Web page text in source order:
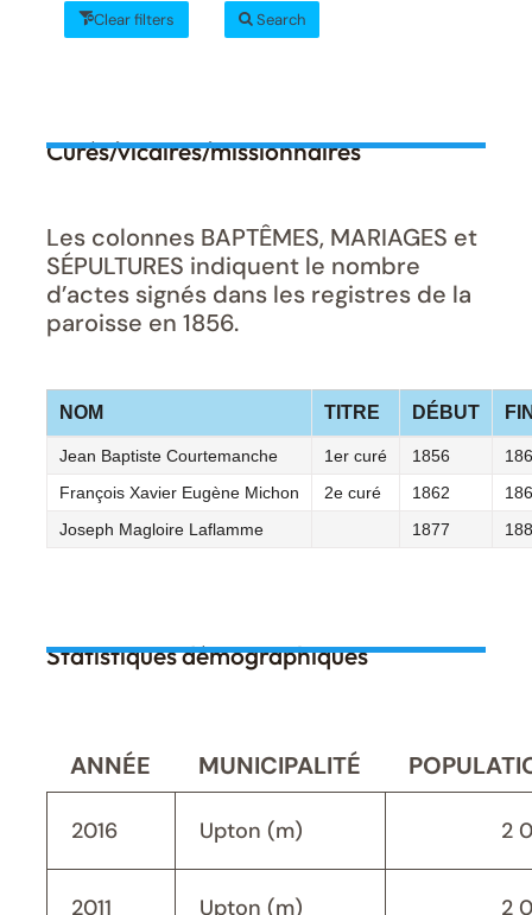
Clear filters Search
Curés/vicaires/missionnaires
Les colonnes BAPTÊMES, MARIAGES et
SÉPULTURES indiquent le nombre
d’actes signés dans les registres de la
paroisse en 1856.
NOM TITRE DÉBUT
Jean Baptiste Courtemanche 1er curé 1856
François Xavier Eugène Michon
2e curé 1862
Joseph Magloire Laflamme
1877
Statistiques démographiques
ANNÉE MUNICIPALITÉ
2016 Upton (m) 2
2011 Upton (m) 2